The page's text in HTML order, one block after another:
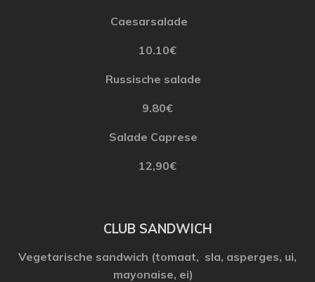
Caesarsalade
10.10€
Russische salade
9.80€
Salade Caprese
12,90€
CLUB SANDWICH
Vegetarische sandwich (tomaat, sla, asperges, ui,
mayonaise, ei)